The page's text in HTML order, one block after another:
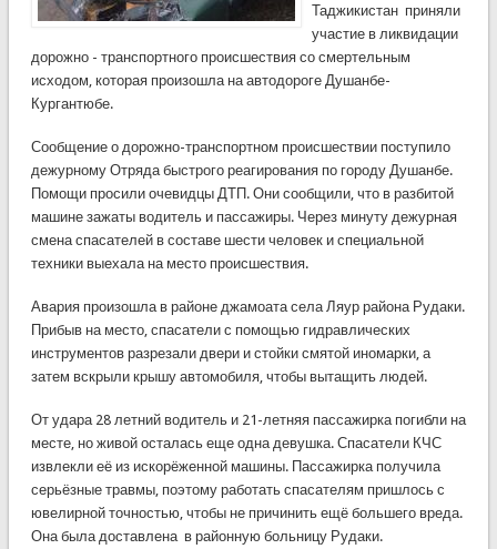
Таджикистан приняли
участие в ликвидации
дорожно - транспортного происшествия со смертельным
исходом, которая произошла на автодороге Душанбе-
Кургантюбе.
Сообщение о дорожно-транспортном происшествии поступило
дежурному Отряда быстрого реагирования по городу Душанбе.
Помощи просили очевидцы ДТП. Они сообщили, что в разбитой
машине зажаты водитель и пассажиры. Через минуту дежурная
смена спасателей в составе шести человек и специальной
техники выехала на место происшествия.
Авария произошла в районе джамоата села Ляур района Рудаки.
Прибыв на место, спасатели с помощью гидравлических
инструментов разрезали двери и стойки смятой иномарки, а
затем вскрыли крышу автомобиля, чтобы вытащить людей.
От удара 28 летний водитель и 21-летняя пассажирка погибли на
месте, но живой осталась еще одна девушка. Спасатели КЧС
извлекли её из искорёженной машины. Пассажирка получила
серьёзные травмы, поэтому работать спасателям пришлось с
ювелирной точностью, чтобы не причинить ещё большего вреда.
Она была доставлена в районную больницу Рудаки.